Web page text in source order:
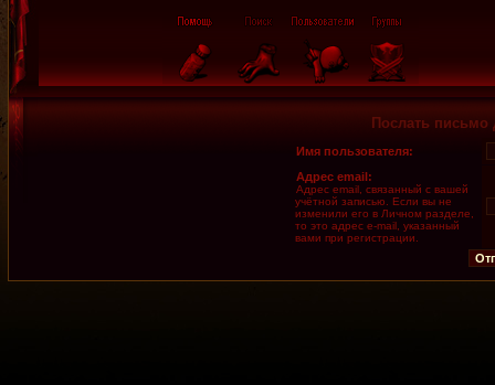
Послать письмо
Имя пользователя:
Адрес email:
Адрес email, связанный с вашей
учётной записью. Если вы не
изменили его в Личном разделе,
то это адрес e-mail, указанный
вами при регистрации.